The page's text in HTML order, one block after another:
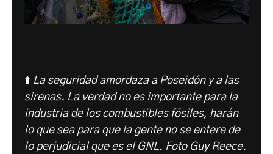
⬆️ La seguridad amordaza a Poseidón y a las
sirenas. La verdad no es importante para la
industria de los combustibles fósiles, harán
lo que sea para que la gente no se entere de
lo perjudicial que es el GNL. Foto Guy Reece.